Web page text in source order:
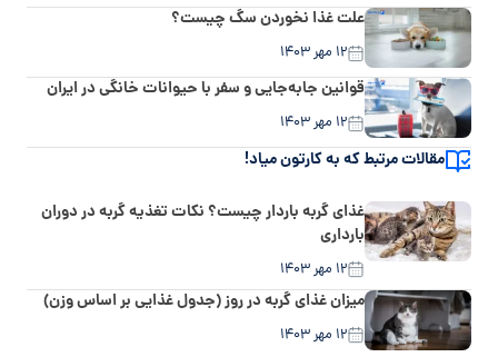
علت غذا نخوردن سگ چیست؟
۱۲ مهر ۱۴۰۳
قوانین جابه‌جایی و سفر با حیوانات خانگی در ایران
۱۲ مهر ۱۴۰۳
مقالات مرتبط که به کارتون میاد!
غذای گربه باردار چیست؟ نکات تغذیه گربه در دوران
بارداری
۱۲ مهر ۱۴۰۳
میزان غذای گربه در روز (جدول غذایی بر اساس وزن)
۱۲ مهر ۱۴۰۳